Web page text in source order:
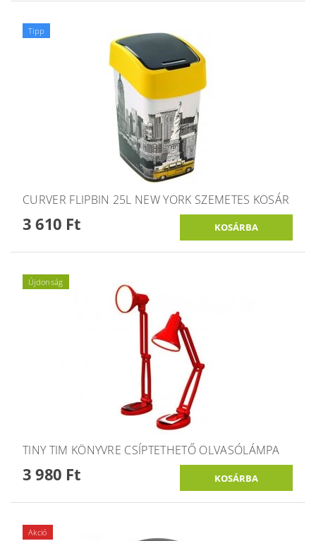
Tipp
CURVER FLIPBIN 25L NEW YORK SZEMETES KOSÁR
3 610 Ft
Újdonság
TINY TIM KÖNYVRE CSÍPTETHETŐ OLVASÓLÁMPA
3 980 Ft
Akció